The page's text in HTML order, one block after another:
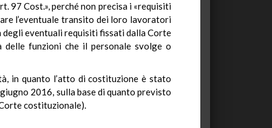
97 Cost.», perché non precisa i «requisiti
l’eventuale transito dei loro lavoratori
degli eventuali requisiti fissati dalla Corte
funzioni che il personale svolge o
in quanto l’atto di costituzione è stato
2016, sulla base di quanto previsto
costituzionale).